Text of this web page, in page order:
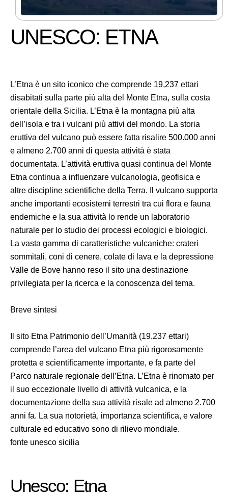
UNESCO: ETNA
L’Etna è un sito iconico che comprende 19,237 ettari
disabitati sulla parte più alta del Monte Etna, sulla costa
orientale della Sicilia. L’Etna è la montagna più alta
dell’isola e tra i vulcani più attivi del mondo. La storia
eruttiva del vulcano può essere fatta risalire 500.000 anni
e almeno 2.700 anni di questa attività è stata
documentata. L’attività eruttiva quasi continua del Monte
Etna continua a influenzare vulcanologia, geofisica e
altre discipline scientifiche della Terra. Il vulcano supporta
anche importanti ecosistemi terrestri tra cui flora e fauna
endemiche e la sua attività lo rende un laboratorio
naturale per lo studio dei processi ecologici e biologici.
La vasta gamma di caratteristiche vulcaniche: crateri
sommitali, coni di cenere, colate di lava e la depressione
Valle de Bove hanno reso il sito una destinazione
privilegiata per la ricerca e la conoscenza del tema.
Breve sintesi
Il sito Etna Patrimonio dell’Umanità (19.237 ettari)
comprende l’area del vulcano Etna più rigorosamente
protetta e scientificamente importante, e fa parte del
Parco naturale regionale dell’Etna. L’Etna è rinomato per
il suo eccezionale livello di attività vulcanica, e la
documentazione della sua attività risale ad almeno 2.700
anni fa. La sua notorietà, importanza scientifica, e valore
culturale ed educativo sono di rilievo mondiale.
fonte unesco sicilia
Unesco: Etna